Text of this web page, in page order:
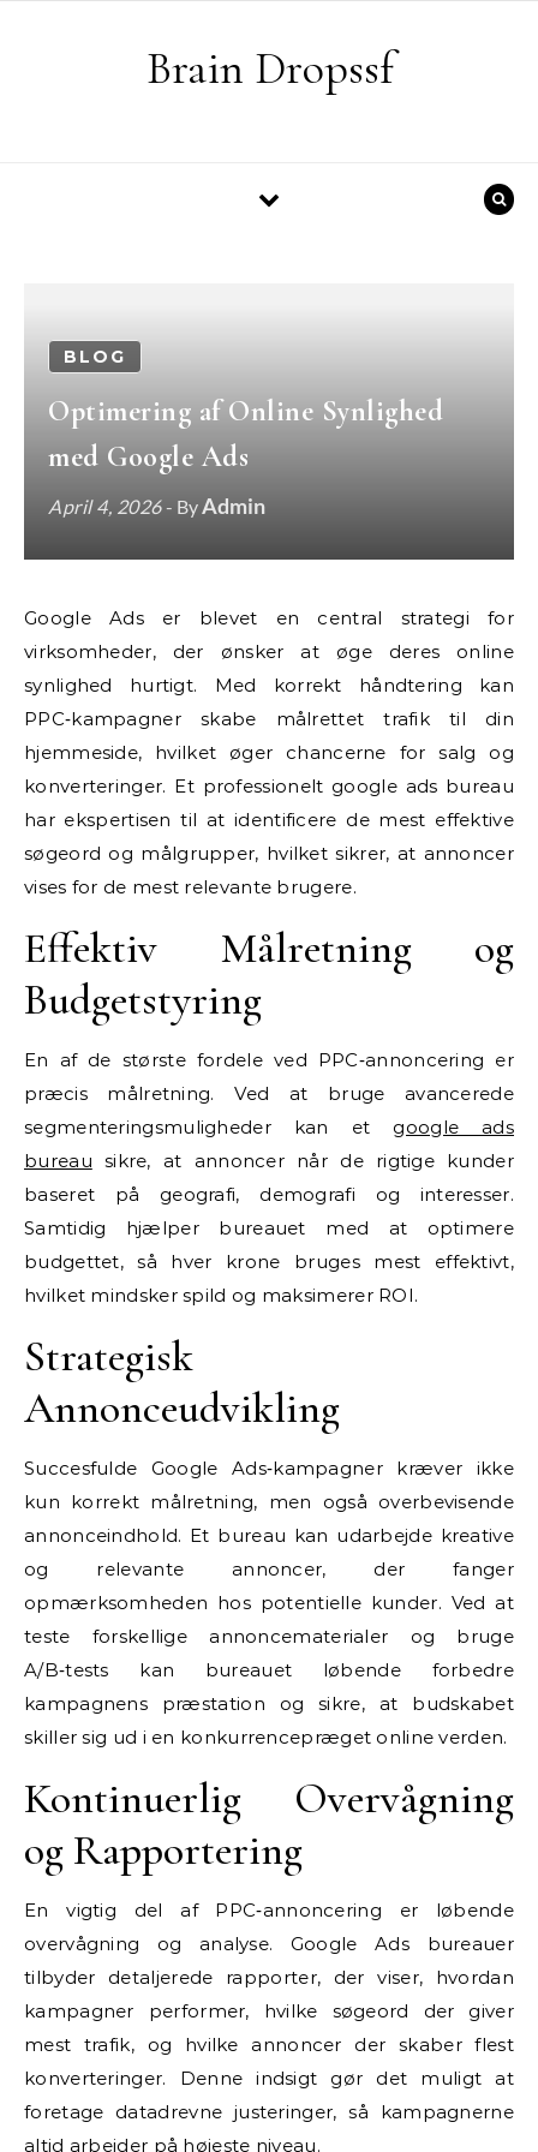
Brain Dropssf
BLOG
Optimering af Online Synlighed
med Google Ads
April 4, 2026- ByAdmin
Google Ads er blevet en central strategi for
virksomheder, der ønsker at øge deres online
synlighed hurtigt. Med korrekt håndtering kan
PPC‑kampagner skabe målrettet trafik til din
hjemmeside, hvilket øger chancerne for salg og
konverteringer. Et professionelt google ads bureau
har ekspertisen til at identificere de mest effektive
søgeord og målgrupper, hvilket sikrer, at annoncer
vises for de mest relevante brugere.
Effektiv Målretning og
Budgetstyring
En af de største fordele ved PPC‑annoncering er
præcis målretning. Ved at bruge avancerede
segmenteringsmuligheder kan et google ads
bureau sikre, at annoncer når de rigtige kunder
baseret på geografi, demografi og interesser.
Samtidig hjælper bureauet med at optimere
budgettet, så hver krone bruges mest effektivt,
hvilket mindsker spild og maksimerer ROI.
Strategisk
Annonceudvikling
Succesfulde Google Ads‑kampagner kræver ikke
kun korrekt målretning, men også overbevisende
annonceindhold. Et bureau kan udarbejde kreative
og relevante annoncer, der fanger
opmærksomheden hos potentielle kunder. Ved at
teste forskellige annoncematerialer og bruge
A/B‑tests kan bureauet løbende forbedre
kampagnens præstation og sikre, at budskabet
skiller sig ud i en konkurrencepræget online verden.
Kontinuerlig Overvågning
og Rapportering
En vigtig del af PPC‑annoncering er løbende
overvågning og analyse. Google Ads bureauer
tilbyder detaljerede rapporter, der viser, hvordan
kampagner performer, hvilke søgeord der giver
mest trafik, og hvilke annoncer der skaber flest
konverteringer. Denne indsigt gør det muligt at
foretage datadrevne justeringer, så kampagnerne
altid arbejder på højeste niveau.